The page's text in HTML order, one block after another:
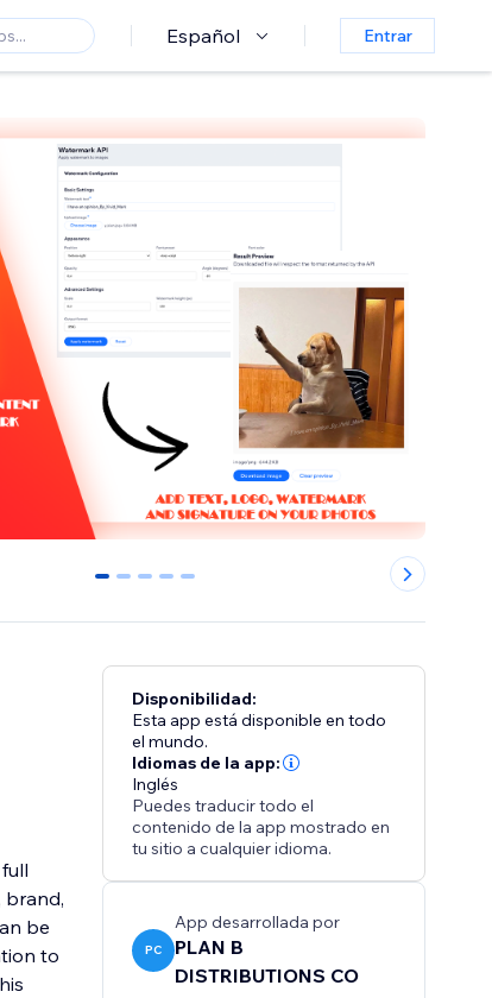
Español Entrar
0 1 2 3 4
brand,
be
to
Disponibilidad:
Esta app está disponible en todo
el mundo.
Idiomas de la app:
Inglés
Puedes traducir todo el
contenido de la app mostrado en
tu sitio a cualquier idioma.
PC
App desarrollada por
PLAN B
DISTRIBUTIONS CO